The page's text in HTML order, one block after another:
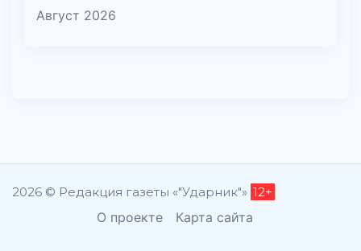
Август 2026
2026 © Редакция газеты «"Ударник"» 12+
О проекте Карта сайта